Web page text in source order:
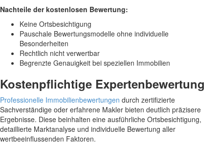
Nachteile der kostenlosen Bewertung:
Keine Ortsbesichtigung
Pauschale Bewertungsmodelle ohne individuelle
Besonderheiten
Rechtlich nicht verwertbar
Begrenzte Genauigkeit bei speziellen Immobilien
Kostenpflichtige Expertenbewertung
Professionelle Immobilienbewertungen durch zertifizierte
Sachverständige oder erfahrene Makler bieten deutlich präzisere
Ergebnisse. Diese beinhalten eine ausführliche Ortsbesichtigung,
detaillierte Marktanalyse und individuelle Bewertung aller
wertbeeinflussenden Faktoren.